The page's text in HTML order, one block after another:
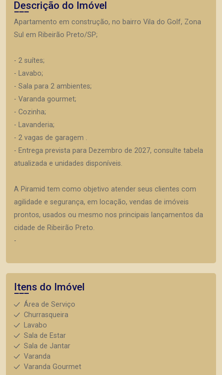
Descrição do Imóvel
Apartamento em construção, no bairro Vila do Golf, Zona
Sul em Ribeirão Preto/SP;
- 2 suítes;
- Lavabo;
- Sala para 2 ambientes;
- Varanda gourmet;
- Cozinha;
- Lavanderia;
- 2 vagas de garagem .
- Entrega prevista para Dezembro de 2027, consulte tabela
atualizada e unidades disponíveis.
A Piramid tem como objetivo atender seus clientes com
agilidade e segurança, em locação, vendas de imóveis
prontos, usados ou mesmo nos principais lançamentos da
cidade de Ribeirão Preto.
-
Itens do Imóvel
Área de Serviço
Churrasqueira
Lavabo
Sala de Estar
Sala de Jantar
Varanda
Varanda Gourmet